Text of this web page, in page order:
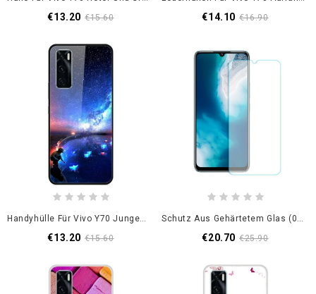
€13.20 €15.60 €14.10 €16.90
Handyhülle Für Vivo Y70 Jungenraum
€13.20 €15.60
Schutz Aus Gehärtetem Glas (0.3 Mm) Für Das Vivo Y70-Display
€20.70 €25.90